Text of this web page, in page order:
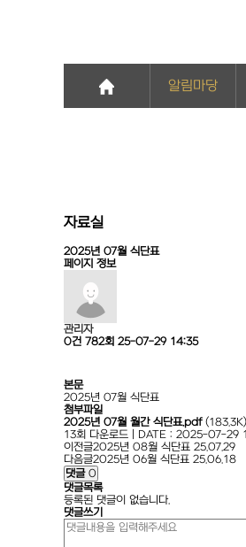
알림마당
자료실
2025년 07월 식단표
페이지 정보
관리자
0건 782회 25-07-29 14:35
본문
2025년 07월 식단표
첨부파일
2025년 07월 월간 식단표.pdf(183.3K)
13회 다운로드 | DATE : 2025-07-29
이전글2025년 08월 식단표 25.07.29
다음글2025년 06월 식단표 25.06.18
댓글0
댓글목록
등록된 댓글이 없습니다.
댓글쓰기